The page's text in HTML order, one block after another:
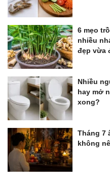
6 mẹo
nhiều
đẹp vừa
Nhiều
hay mở
xong?
Tháng 7
không